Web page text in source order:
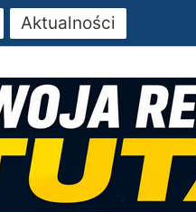
Aktualności